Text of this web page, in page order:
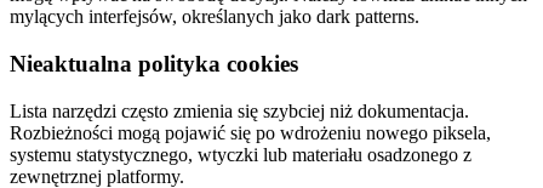
mylących interfejsów, określanych jako dark patterns.
Nieaktualna polityka cookies
Lista narzędzi często zmienia się szybciej niż dokumentacja.
Rozbieżności mogą pojawić się po wdrożeniu nowego piksela,
systemu statystycznego, wtyczki lub materiału osadzonego z
zewnętrznej platformy.